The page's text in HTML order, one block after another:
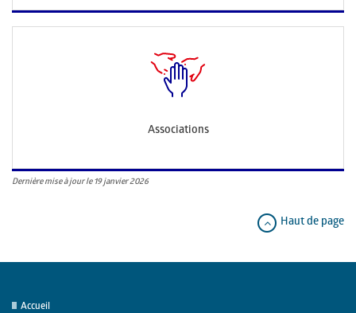
Associations
Dernière mise à jour le 19 janvier 2026
Haut de page
Accueil